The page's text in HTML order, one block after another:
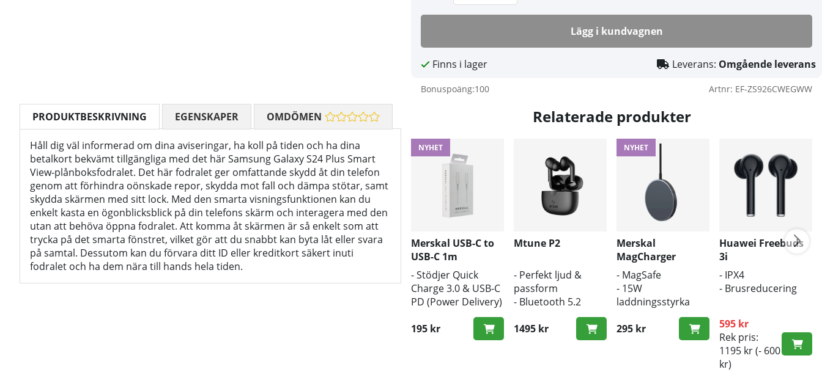
Lägg i kundvagnen
Finns i lager Leverans: Omgående leverans
Bonuspoäng:100 Artnr: EF-ZS926CWEGWW
PRODUKTBESKRIVNING
Håll dig väl informerad om dina aviseringar, ha koll på tiden och ha dina
betalkort bekvämt tillgängliga med det här Samsung Galaxy S24 Plus Smart
View-plånboksfodralet. Det här fodralet ger omfattande skydd åt din telefon
genom att förhindra oönskade repor, skydda mot fall och dämpa stötar, samt
skydda skärmen med sitt lock. Med den smarta visningsfunktionen kan du
enkelt kasta en ögonblicksblick på din telefons skärm och interagera med den
utan att behöva öppna fodralet. Att komma åt skärmen är så enkelt som att
trycka på det smarta fönstret, vilket gör att du snabbt kan byta låt eller svara
på samtal. Dessutom kan du förvara ditt ID eller kreditkort säkert inuti
fodralet och ha dem nära till hands hela tiden.
EGENSKAPER OMDÖMEN Relaterade produkter
NYHET
Merskal USB-C to
USB-C 1m
- Stödjer Quick
Charge 3.0 & USB-C
PD (Power Delivery)
- Snabb hastighet
195 kr
Mtune P2
- Perfekt ljud &
passform
- Bluetooth 5.2
- Trådlös laddning
1495 kr
NYHET
Merskal
MagCharger
- MagSafe
- 15W
laddningsstyrka
- Trådlös laddare
295 kr
Huawei Freebuds
3i
- IPX4
- Brusreducering
595 kr
Rek pris:
1195 kr(- 600
kr)